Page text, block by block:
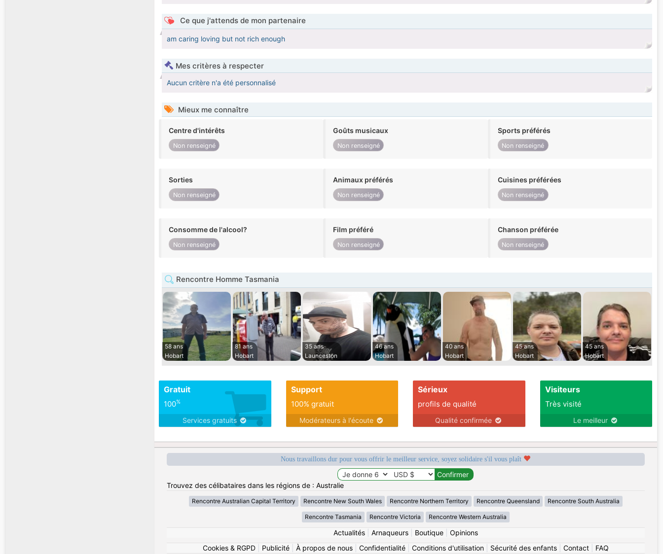
Ce que j'attends de mon partenaire
am caring loving but not rich enough
Mes critères à respecter
Aucun critère n'a été personnalisé
Mieux me connaître
Centre d'intérêts
Non renseigné
Goûts musicaux
Non renseigné
Sports préférés
Non renseigné
Sorties
Non renseigné
Animaux préférés
Non renseigné
Cuisines préférées
Non renseigné
Consomme de l'alcool?
Non renseigné
Film préféré
Non renseigné
Chanson préférée
Non renseigné
Rencontre Homme Tasmania
58 ans
Hobart
81 ans
Hobart
35 ans
Launceston
46 ans
Hobart
40 ans
Hobart
45 ans
Hobart
45 ans
Hobart
Gratuit
100%
Services gratuits
Support
100% gratuit
Modérateurs à l'écoute
Sérieux
profils de qualité
Qualité confirmée
Visiteurs
Très visité
Le meilleur
Nous travaillons dur pour vous offrir le meilleur service, soyez solidaire s'il vous plaît
Trouvez des célibataires dans les régions de : Australie
Rencontre Australian Capital Territory Rencontre New South Wales Rencontre Northern Territory Rencontre Queensland Rencontre South Australia
Rencontre Tasmania Rencontre Victoria Rencontre Western Australia
Actualités| Arnaqueurs| Boutique| Opinions
Cookies & RGPD| Publicité| À propos de nous| Confidentialité| Conditions d'utilisation| Sécurité des enfants| Contact| FAQ